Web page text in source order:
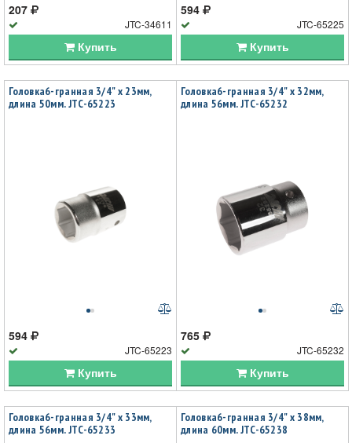
207
JTC-34611
Купить
594
JTC-65225
Купить
Головка6-гранная 3/4" х 23мм,
длина 50мм. JTC-65223
594
JTC-65223
Купить
Головка6-гранная 3/4" х 32мм,
длина 56мм. JTC-65232
765
JTC-65232
Купить
Головка6-гранная 3/4" х 33мм,
длина 56мм. JTC-65233
Головка6-гранная 3/4" х 38мм,
длина 60мм. JTC-65238